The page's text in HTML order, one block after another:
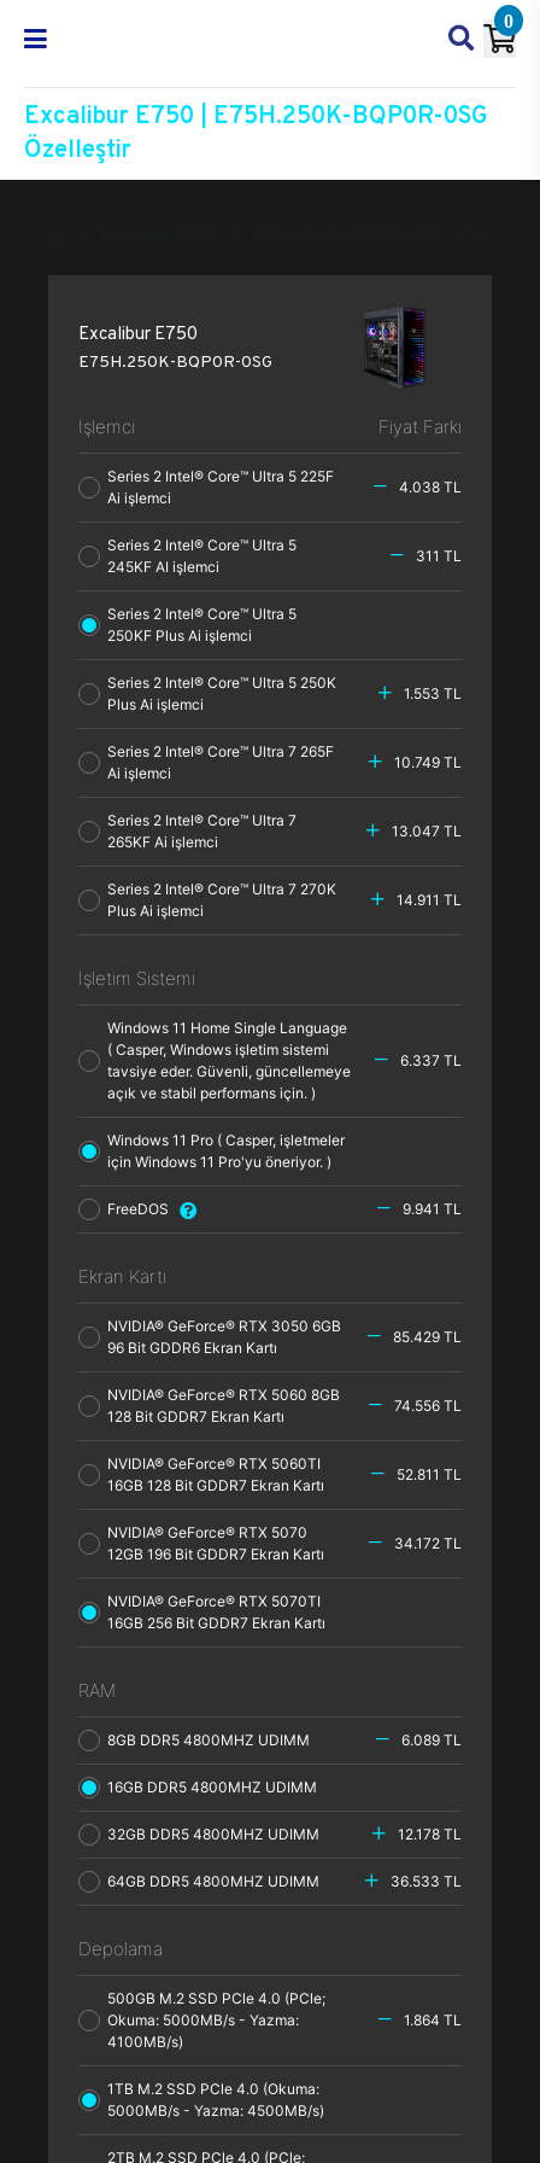
0
Excalibur E750 | E75H.250K-BQP0R-0SG
Özelleştir
Excalibur E750
E75H.250K-BQP0R-0SG
İşlemci Fiyat Farkı
Series 2 Intel® Core™ Ultra 5 225F
Ai işlemci
4.038 TL
Series 2 Intel® Core™ Ultra 5
245KF AI işlemci
311 TL
Series 2 Intel® Core™ Ultra 5
250KF Plus Ai işlemci
Series 2 Intel® Core™ Ultra 5 250K
Plus Ai işlemci
1.553 TL
Series 2 Intel® Core™ Ultra 7 265F
Ai işlemci
10.749 TL
Series 2 Intel® Core™ Ultra 7
265KF Ai işlemci
13.047 TL
Series 2 Intel® Core™ Ultra 7 270K
Plus Ai işlemci
14.911 TL
İşletim Sistemi
Windows 11 Home Single Language
( Casper, Windows işletim sistemi
tavsiye eder. Güvenli, güncellemeye
açık ve stabil performans için. )
6.337 TL
Windows 11 Pro ( Casper, işletmeler
için Windows 11 Pro'yu öneriyor. )
FreeDOS 9.941 TL
Ekran Kartı
NVIDIA® GeForce® RTX 3050 6GB
96 Bit GDDR6 Ekran Kartı
85.429 TL
NVIDIA® GeForce® RTX 5060 8GB
128 Bit GDDR7 Ekran Kartı
74.556 TL
NVIDIA® GeForce® RTX 5060TI
16GB 128 Bit GDDR7 Ekran Kartı
52.811 TL
NVIDIA® GeForce® RTX 5070
12GB 196 Bit GDDR7 Ekran Kartı
34.172 TL
NVIDIA® GeForce® RTX 5070TI
16GB 256 Bit GDDR7 Ekran Kartı
RAM
8GB DDR5 4800MHZ UDIMM 6.089 TL
16GB DDR5 4800MHZ UDIMM
32GB DDR5 4800MHZ UDIMM 12.178 TL
64GB DDR5 4800MHZ UDIMM 36.533 TL
Depolama
500GB M.2 SSD PCle 4.0 (PCle;
Okuma: 5000MB/s - Yazma:
4100MB/s)
1.864 TL
1TB M.2 SSD PCle 4.0 (Okuma:
5000MB/s - Yazma: 4500MB/s)
2TB M.2 SSD PCle 4.0 (PCle;